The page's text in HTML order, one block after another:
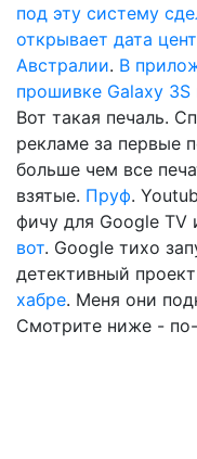
под эту систему
открывает дата
Австралии. В
прошивке Galaxy 3S
Вот такая печаль.
рекламе за первые
больше чем все
взятые. Пруф.
фичу для Google TV
вот. Google тихо
детективный проект
хабре. Меня они
Смотрите ниже -